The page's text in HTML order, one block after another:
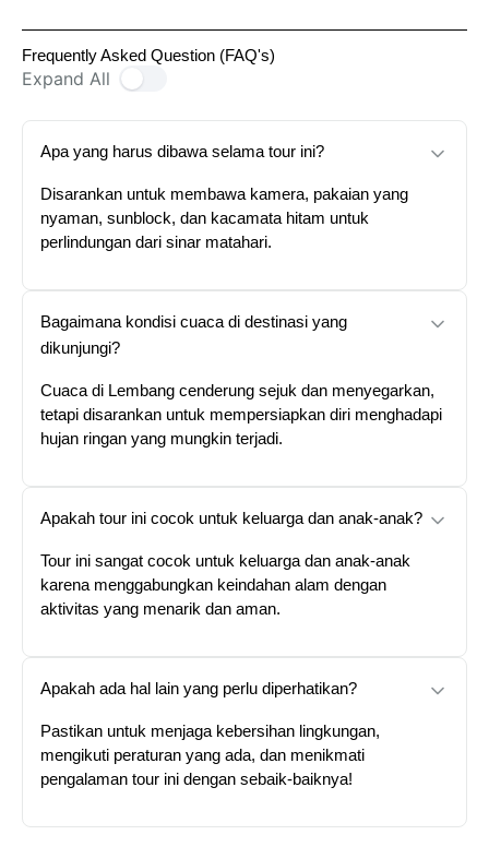
Frequently Asked Question (FAQ's)
Expand All
Apa yang harus dibawa selama tour ini?
Disarankan untuk membawa kamera, pakaian yang
nyaman, sunblock, dan kacamata hitam untuk
perlindungan dari sinar matahari.
Bagaimana kondisi cuaca di destinasi yang
dikunjungi?
Cuaca di Lembang cenderung sejuk dan menyegarkan,
tetapi disarankan untuk mempersiapkan diri menghadapi
hujan ringan yang mungkin terjadi.
Apakah tour ini cocok untuk keluarga dan anak-anak?
Tour ini sangat cocok untuk keluarga dan anak-anak
karena menggabungkan keindahan alam dengan
aktivitas yang menarik dan aman.
Apakah ada hal lain yang perlu diperhatikan?
Pastikan untuk menjaga kebersihan lingkungan,
mengikuti peraturan yang ada, dan menikmati
pengalaman tour ini dengan sebaik-baiknya!